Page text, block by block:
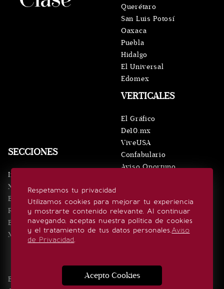
Respetamos tu privacidad
Utilizamos cookies para mejorar tu experiencia
y mostrarte contenido relevante. Al continuar
navegando, aceptas nuestra política de cookies
y el tratamiento de tus datos personales.Aviso
de Privacidad.
Acepto Cookies
SECCIONES
Inicio
Noticias
Eventos
Realeza
Estilo de vida
Minuto x Minuto
VERTICALES
El Gráfico
De10.mx
ViveUSA
Confabulario
Aviso Oportuno
Querétaro
San Luis Potosí
Oaxaca
Puebla
Hidalgo
El Universal
Edomex
SÍGUENOS
Edición Impresa Noticias Quiénes somos